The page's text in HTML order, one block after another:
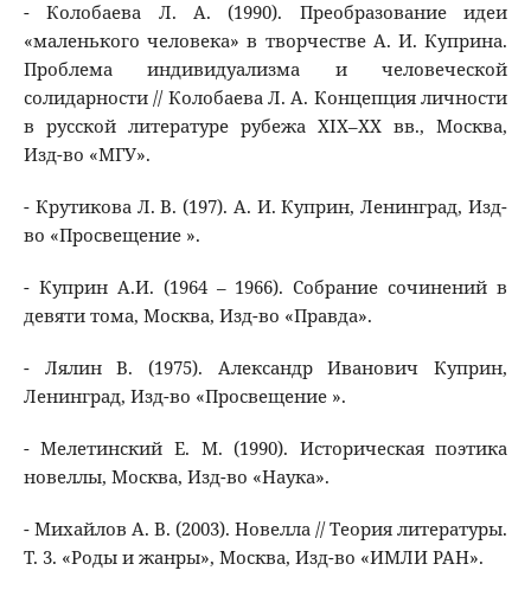
- Колобаева Л. А. (1990). Преобразование идеи
«маленького человека» в творчестве А. И. Куприна.
Проблема индивидуализма и человеческой
солидарности // Колобаева Л. А. Концепция личности
в русской литературе рубежа XIX–XX вв., Москва,
Изд-во «МГУ».
- Крутикова Л. В. (197). А. И. Куприн, Ленинград, Изд-
во «Просвещение ».
- Куприн А.И. (1964 – 1966). Собрание сочинений в
девяти тома, Москва, Изд-во «Правда».
- Лялин В. (1975). Александр Иванович Куприн,
Ленинград, Изд-во «Просвещение ».
- Мелетинский Е. М. (1990). Историческая поэтика
новеллы, Москва, Изд-во «Наука».
- Михайлов А. В. (2003). Новелла // Теория литературы.
Т. 3. «Роды и жанры», Москва, Изд-во «ИМЛИ РАН».